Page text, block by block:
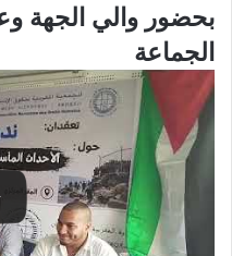
بحضور والي الجهة
الجماعة